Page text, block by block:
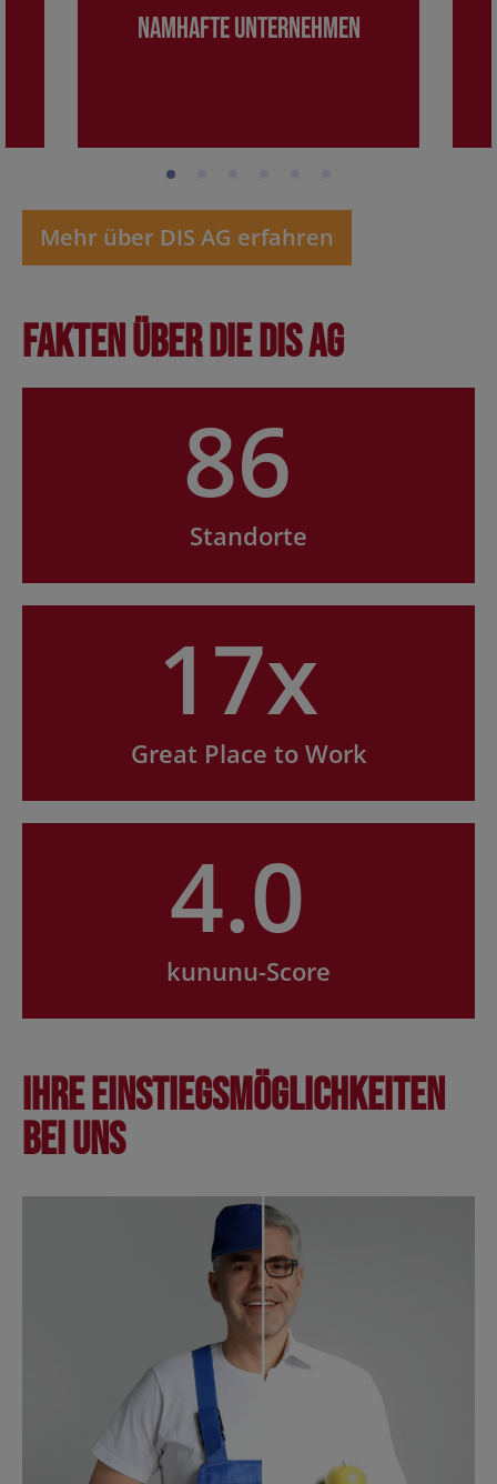
Namhafte Unternehmen
Mehr über DIS AG erfahren
Fakten über die DIS AG
86
Standorte
17x
Great Place to Work
4.0
kununu-Score
Ihre Einstiegsmöglichkeiten
bei uns